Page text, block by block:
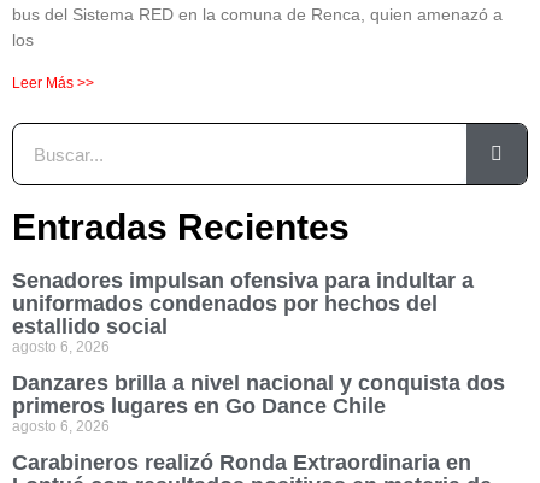
bus del Sistema RED en la comuna de Renca, quien amenazó a
los
Leer Más >>
Entradas Recientes
Senadores impulsan ofensiva para indultar a
uniformados condenados por hechos del
estallido social
agosto 6, 2026
Danzares brilla a nivel nacional y conquista dos
primeros lugares en Go Dance Chile
agosto 6, 2026
Carabineros realizó Ronda Extraordinaria en